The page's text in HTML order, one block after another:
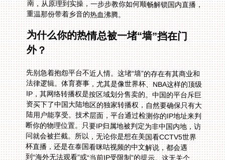
重温那份带着乡音的热血沸腾。
为什么你的热情总被一堵“墙”挡在门
外？
先别急着抱怨平台不近人情。这堵“墙”的存在有其商业和
法律逻辑。体育赛事，尤其是像世界杯、NBA这样的顶级
IP，其网络转播权是按区域划分售卖的。中国的平台斥巨
资买下了中国大陆地区的独家转播权，自然要确保只有大
陆用户能享受。技术层面，平台通过检测你的IP地址来判
断你的物理位置。只要IP归属地被判定为非中国内地，访
问就会被拦截。所以，无论你是想在美国看CCTV5世界
杯直播，还是在泰国看咪咕视频的中文解说，都会遇
到“海外无法观看”或“当前IP受限制”的提示。这无关个